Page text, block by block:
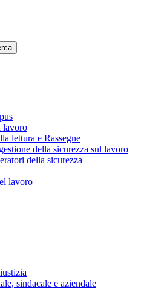
lavoro
lettura e Rassegne
della sicurezza sul lavoro
della sicurezza
lavoro
sindacale e aziendale